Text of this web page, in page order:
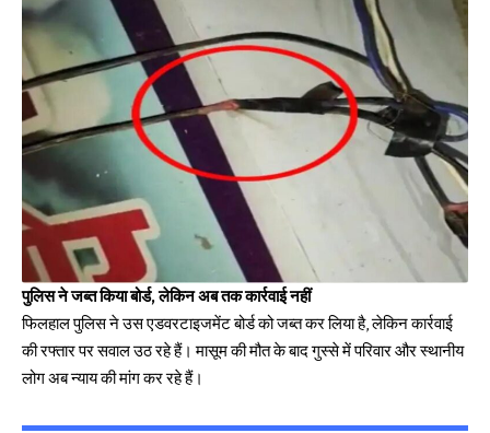
पुलिस ने जब्त किया बोर्ड, लेकिन अब तक कार्रवाई नहीं
फिलहाल पुलिस ने उस एडवरटाइजमेंट बोर्ड को जब्त कर लिया है, लेकिन कार्रवाई
की रफ्तार पर सवाल उठ रहे हैं। मासूम की मौत के बाद गुस्से में परिवार और स्थानीय
लोग अब न्याय की मांग कर रहे हैं।